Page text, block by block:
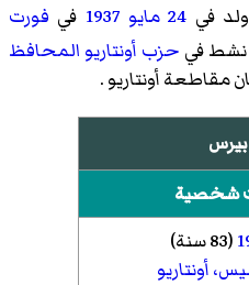
في 24 مايو 1937 في فورت
نشط في حزب أونتاريو المحافظ
مقاطعة أونتاريو .
شخصية
(83 سنة)
أونتاريو